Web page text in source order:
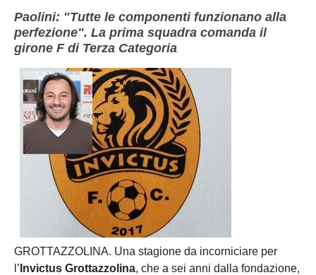
Paolini: "Tutte le componenti funzionano alla
perfezione". La prima squadra comanda il
girone F di Terza Categoria
GROTTAZZOLINA. Una stagione da incorniciare per
l’ Invictus Grottazzolina, che a sei anni dalla fondazione,